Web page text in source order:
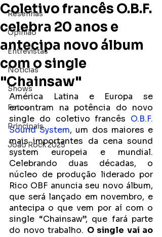
Resenhas
Opinião
Entrevistas
Notícias
Shows
Fotos
Principais
João Rock 2025
Coletivo francês O.B.F.
celebra 20 anos e
antecipa novo álbum
com o single
"Chainsaw"
América Latina e Europa se
encontram na potência do novo
single do coletivo francês O.B.F.
Sound System, um dos maiores e
mais importantes da cena sound
system europeia e mundial.
Celebrando duas décadas, o
núcleo de produção liderado por
Rico OBF anuncia seu novo álbum,
que será lançado em novembro, e
antecipa o que vem por aí com o
single “Chainsaw”, que fará parte
do novo trabalho. O single vai ao